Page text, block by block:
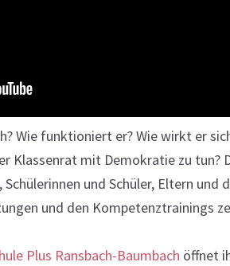
Wie funktioniert er? Wie wirkt er
Klassenrat mit Demokratie zu tun?
und Schüler, Eltern und
und den Kompetenztrainings
Plus Ransbach-Baumbach öffnet